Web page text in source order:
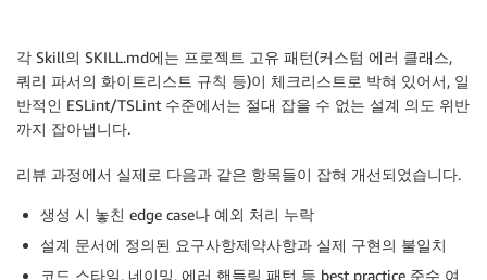
각 Skill의 SKILL.md에는 프로젝트 고유 패턴(커스텀 에러 클래스,
쿼리 파서의 화이트리스트 규칙 등)이 체크리스트로 박혀 있어서, 일
반적인 ESLint/TSLint 수준에서는 절대 잡을 수 없는 설계 의도 위반
까지 잡아냅니다.
리뷰 과정에서 실제로 다음과 같은 항목들이 잡혀 개선되었습니다.
생성 시 놓친 edge case나 예외 처리 누락
설계 문서에 정의된 요구사항제약사항과 실제 구현의 불일치
코드 스타일, 네이밍, 에러 핸들링 패턴 등 best practice 준수 여